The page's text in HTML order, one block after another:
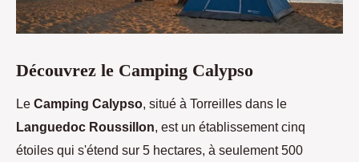
Découvrez le Camping Calypso
Le Camping Calypso, situé à Torreilles dans le
Languedoc Roussillon, est un établissement cinq
étoiles qui s'étend sur 5 hectares, à seulement 500